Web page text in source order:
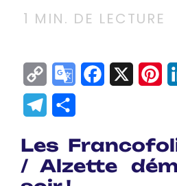
1 MIN. DE LECTURE
Copy
Link
GoogleFacebook
X
Telegram
Les
/ Alzette